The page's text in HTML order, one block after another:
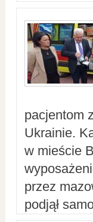
pacjentom
Ukrainie.
w mieście
przez
podjął